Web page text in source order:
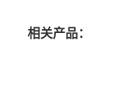
相关产品：